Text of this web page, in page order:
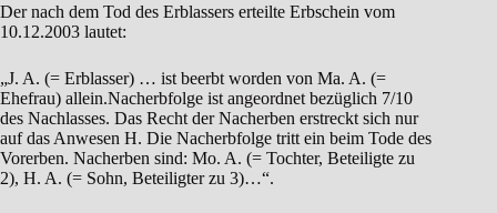
Der nach dem Tod des Erblassers erteilte Erbschein vom
10.12.2003 lautet:
„J. A. (= Erblasser) … ist beerbt worden von Ma. A. (=
Ehefrau) allein.Nacherbfolge ist angeordnet bezüglich 7/10
des Nachlasses. Das Recht der Nacherben erstreckt sich nur
auf das Anwesen H. Die Nacherbfolge tritt ein beim Tode des
Vorerben. Nacherben sind: Mo. A. (= Tochter, Beteiligte zu
2), H. A. (= Sohn, Beteiligter zu 3)…“.